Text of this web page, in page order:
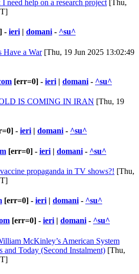
need help on a research project [Thu,
- ieri | domani - ^su^
Have a War[Thu, 19 Jun 2025 13:02:49
[err=0] - ieri | domani - ^su^
IS COMING IN IRAN [Thu, 19
- ieri | domani - ^su^
[err=0] - ieri | domani - ^su^
propaganda in TV shows?! [Thu,
[err=0] - ieri | domani - ^su^
[err=0] - ieri| domani- ^su^
McKinley’s American System
and Today (Second Instalment) [Thu,